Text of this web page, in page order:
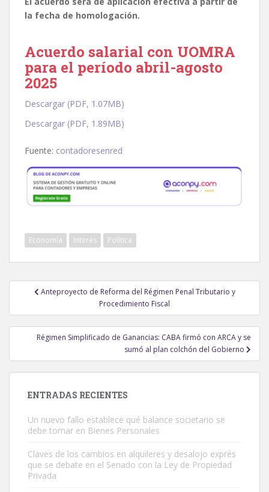
la fecha de homologación.
Acuerdo salarial con UOMRA
para el período abril-agosto
2025
Descargar (PDF, 1.07MB)
Descargar (PDF, 1.89MB)
Fuente: contadoresenred
Economía Interés Política
Navegación
entradas
Anteproyecto de Reforma del Régimen Penal Tributario y
Procedimiento Fiscal
Régimen Simplificado de Ganancias: CABA firmó con ARCA y se
sumó al plan colchón del Gobierno
ENTRADAS RECIENTES
Un nuevo fallo establece qué balance societario se
debe tomar en Bienes Personales
Claves de los cambios en alquileres y desalojo exprés
que se debate en el Senado con la Ley de Propiedad
Privada